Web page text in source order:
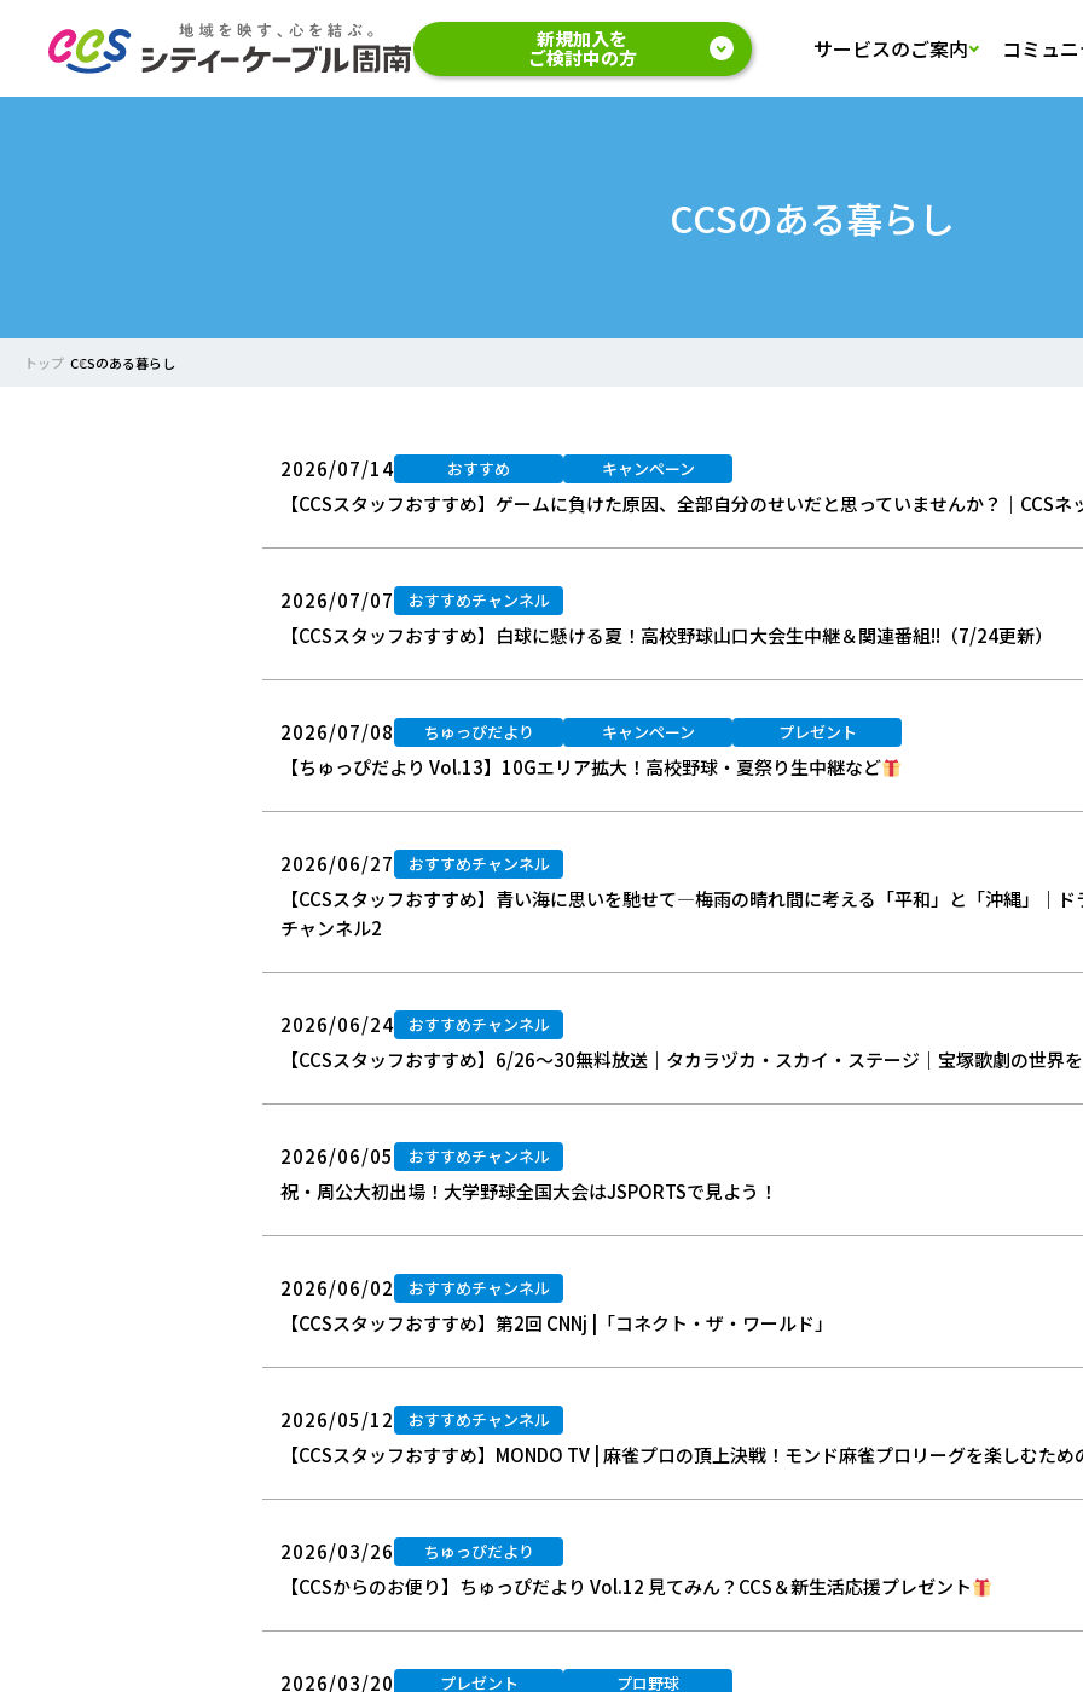
新規加入を
ご検討中の方 サービスのご案内 コミュ
CCSのある暮らし
トップ CCSのある暮らし
2026/07/14 おすすめ キャンペーン
【CCSスタッフおすすめ】ゲームに負けた原因、全部自分のせいだと思っていませんか？｜CCS
2026/07/07 おすすめチャンネル
【CCSスタッフおすすめ】白球に懸ける夏！高校野球山口大会生中継＆関連番組!!（7/24更新）
2026/07/08 ちゅっぴだより キャンペーン プレゼント
【ちゅっぴだより Vol.13】10Gエリア拡大！高校野球・夏祭り生中継など
2026/06/27 おすすめチャンネル
【CCSスタッフおすすめ】青い海に思いを馳せて―梅雨の晴れ間に考える「平和」と「沖縄」｜
チャンネル2
2026/06/24 おすすめチャンネル
【CCSスタッフおすすめ】6/26～30無料放送｜タカラヅカ・スカイ・ステージ｜宝塚歌劇の世界
2026/06/05 おすすめチャンネル
祝・周公大初出場！大学野球全国大会はJSPORTSで見よう！
2026/06/02 おすすめチャンネル
【CCSスタッフおすすめ】第2回 CNNj |「コネクト・ザ・ワールド」
2026/05/12 おすすめチャンネル
【CCSスタッフおすすめ】MONDO TV | 麻雀プロの頂上決戦！モンド麻雀プロリーグを楽しむため
2026/03/26 ちゅっぴだより
【CCSからのお便り】ちゅっぴだより Vol.12 見てみん？CCS＆新生活応援プレゼント
2026/03/20 プレゼント プロ野球